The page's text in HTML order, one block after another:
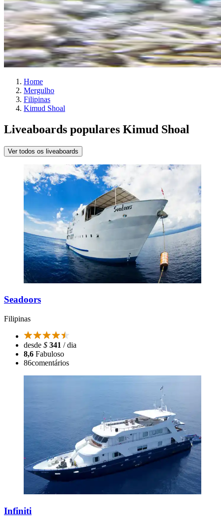
Home
Mergulho
Filipinas
Kimud Shoal
Liveaboards populares Kimud Shoal
Ver todos os liveaboards
Seadoors
Filipinas
desde $ 341 / dia
8,6 Fabuloso
86comentários
Infiniti